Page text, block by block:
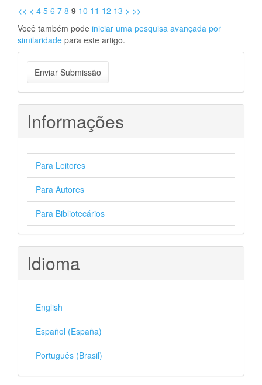
<< < 4 5 6 7 8 9 10 11 12 13 > >>
Você também pode iniciar uma pesquisa avançada por
similaridade para este artigo.
Enviar
Submissão
Enviar Submissão
Informações
Para Leitores
Para Autores
Para Bibliotecários
Idioma
English
Español (España)
Português (Brasil)